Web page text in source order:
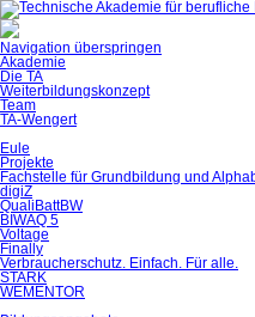
Navigation überspringen
Akademie
Die TA
Weiterbildungskonzept
Team
TA-Wengert
Eule
Projekte
Fachstelle für Grundbildung und
digiZ
QualiBattBW
BIWAQ 5
Voltage
Finally
Verbraucherschutz. Einfach. Für alle.
STARK
WEMENTOR